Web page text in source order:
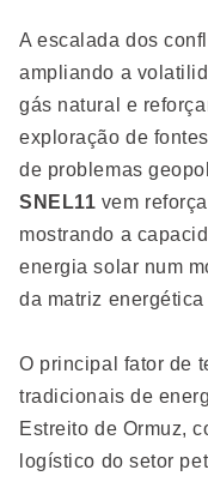
A escalada dos
ampliando a
gás natural e
exploração de
de problemas
SNEL11 vem
mostrando a
energia solar num
da matriz
O principal fator de
tradicionais de
Estreito de Ormuz,
logístico do setor